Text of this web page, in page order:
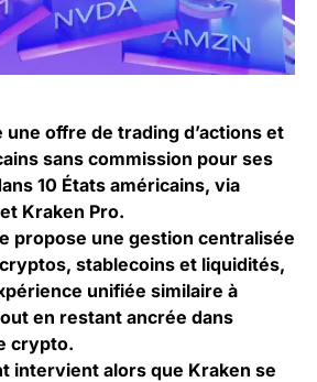
une offre de trading d’actions et
sans commission pour ses
10 États américains, via
Kraken Pro.
propose une gestion centralisée
stablecoins et liquidités,
unifiée similaire à
en restant ancrée dans
crypto.
intervient alors que Kraken se